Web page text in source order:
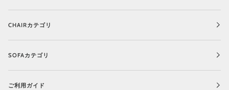
CHAIRカテゴリ
SOFAカテゴリ
ご利用ガイド